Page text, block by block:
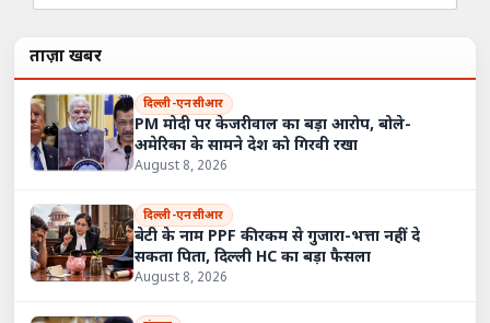
ताज़ा खबरें
दिल्ली-एनसीआर
PM मोदी पर केजरीवाल का बड़ा आरोप, बोले-
अमेरिका के सामने देश को गिरवी रखा
August 8, 2026
दिल्ली-एनसीआर
बेटी के नाम PPF की रकम से गुजारा-भत्ता नहीं दे
सकता पिता, दिल्ली HC का बड़ा फैसला
August 8, 2026